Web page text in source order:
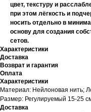
цвет, текстуру и
при этом лёгкость и
носить отдельно в
основу для создания
сетов.
Характеристики
Доставка
Возврат и гарантия
Оплата
Характеристики
Материал: Нейлоновая нить;
Размер: Регулируемый 15-25
Доставка